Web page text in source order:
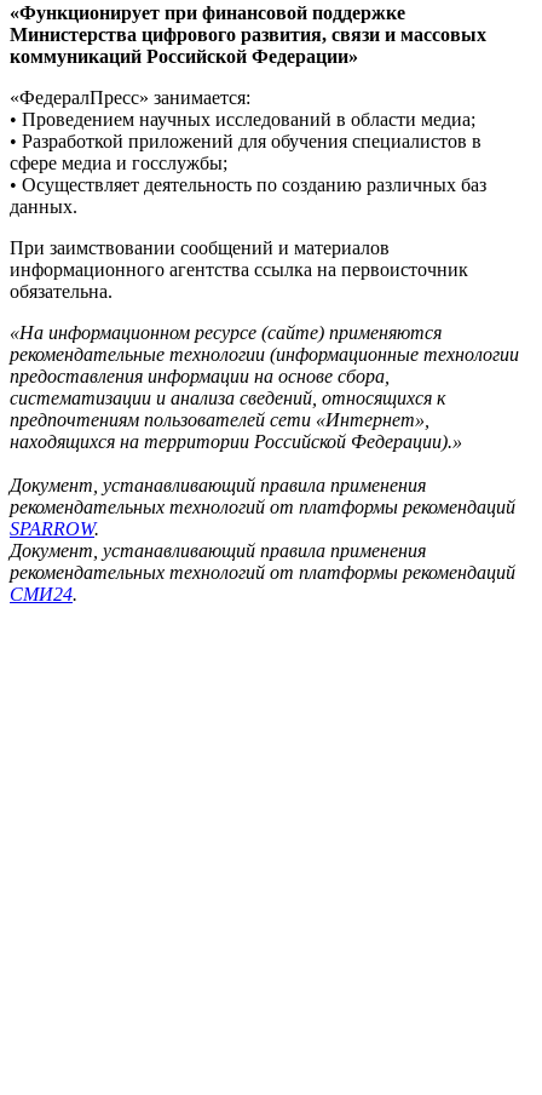
«Функционирует при финансовой поддержке
Министерства цифрового развития, связи и массовых
коммуникаций Российской Федерации»
«ФедералПресс» занимается:
• Проведением научных исследований в области медиа;
• Разработкой приложений для обучения специалистов в
сфере медиа и госслужбы;
• Осуществляет деятельность по созданию различных баз
данных.
При заимствовании сообщений и материалов
информационного агентства ссылка на первоисточник
обязательна.
«На информационном ресурсе (сайте) применяются
рекомендательные технологии (информационные технологии
предоставления информации на основе сбора,
систематизации и анализа сведений, относящихся к
предпочтениям пользователей сети «Интернет»,
находящихся на территории Российской Федерации).»
Документ, устанавливающий правила применения
рекомендательных технологий от платформы рекомендаций
SPARROW.
Документ, устанавливающий правила применения
рекомендательных технологий от платформы рекомендаций
СМИ24.